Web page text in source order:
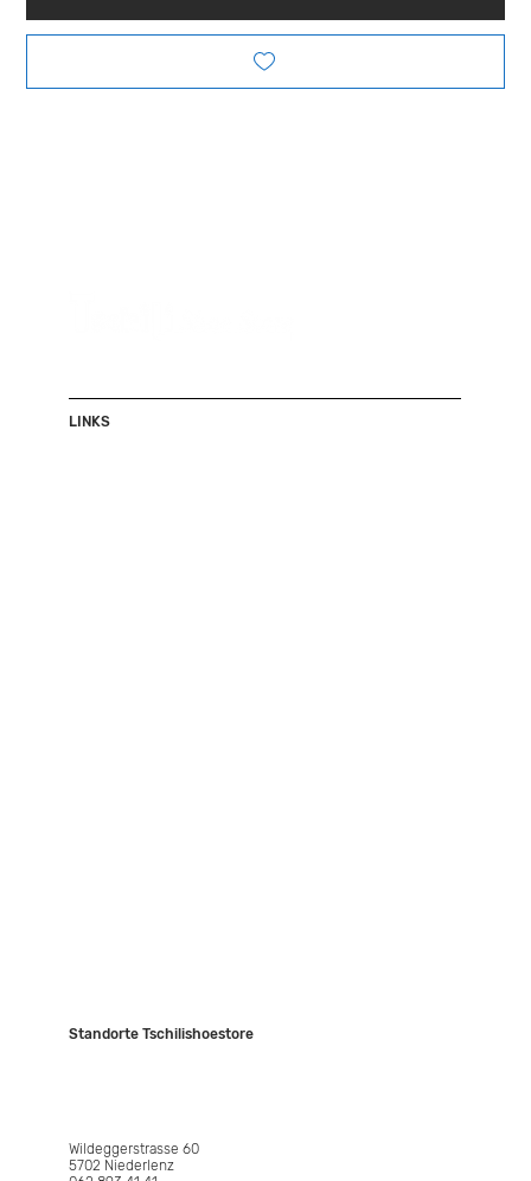
Standorte Tschilishoestore
LINKS
Wildeggerstrasse 60
5702 Niederlenz